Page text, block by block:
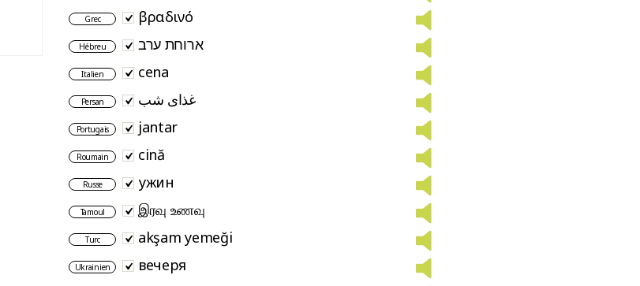
Grec βραδινό
Hébreu ארוחת ערב
Italien cena
Persan غذای شب
Portugais jantar
Roumain cină
Russe ужин
Tamoul இரவு உணவு
Turc akşam yemeği
Ukrainien вечеря